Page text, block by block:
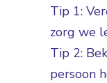
Tip 1:
zorg we
Tip 2:
persoon